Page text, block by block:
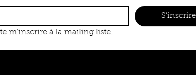
S'inscrire
m'inscrire à la mailing liste.